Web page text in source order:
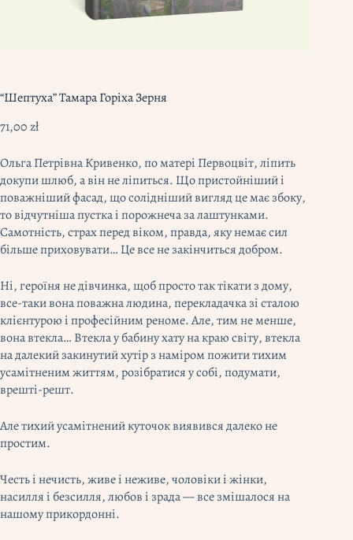
“Шептуха” Тамара Горіха Зерня
71,00zł
Ольга Петрівна Кривенко, по матері Первоцвіт, ліпить
докупи шлюб, а він не ліпиться. Що пристойніший і
поважніший фасад, що солідніший вигляд це має збоку,
то відчутніша пустка і порожнеча за лаштунками.
Самотність, страх перед віком, правда, яку немає сил
більше приховувати… Це все не закінчиться добром.
Ні, героїня не дівчинка, щоб просто так тікати з дому,
все-таки вона поважна людина, перекладачка зі сталою
клієнтурою і професійним реноме. Але, тим не менше,
вона втекла… Втекла у бабину хату на краю світу, втекла
на далекий закинутий хутір з наміром пожити тихим
усамітненим життям, розібратися у собі, подумати,
врешті-решт.
Але тихий усамітнений куточок виявився далеко не
простим.
Честь і нечисть, живе і неживе, чоловіки і жінки,
насилля і безсилля, любов і зрада — все змішалося на
нашому прикордонні.